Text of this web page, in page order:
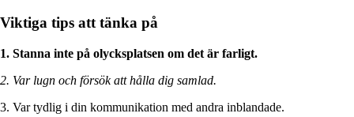
Viktiga tips att tänka på
1. Stanna inte på olycksplatsen om det är farligt.
2. Var lugn och försök att hålla dig samlad.
3. Var tydlig i din kommunikation med andra inblandade.